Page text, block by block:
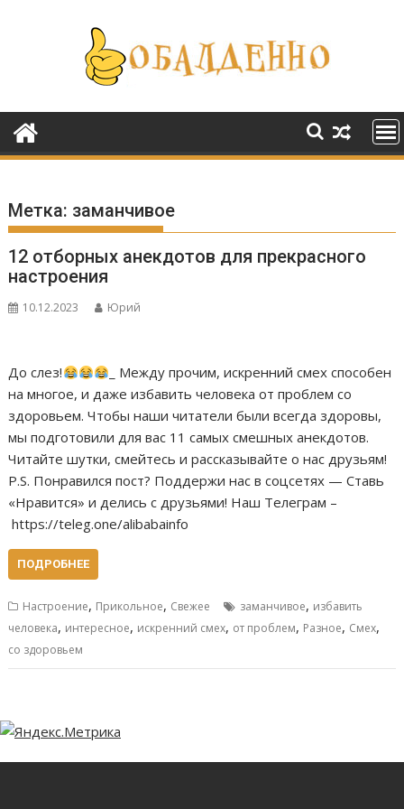
содержимому
Метка: заманчивое
12 отборных анекдотов для прекрасного
настроения
10.12.2023 Юрий
До слез!
_ Между прочим, искренний смех способен
на многое, и даже избавить человека от проблем со
здоровьем. Чтобы наши читатели были всегда здоровы,
мы подготовили для вас 11 самых смешных анекдотов.
Читайте шутки, смейтесь и рассказывайте о нас друзьям!
P.S. Понравился пост? Поддержи нас в соцсетях — Ставь
«Нравится» и делись с друзьями! Наш Телеграм –
https://teleg.one/alibabainfo
ПОДРОБНЕЕ
Настроение, Прикольное, Свежее заманчивое, избавить
человека, интересное, искренний смех, от проблем, Разное, Смех,
со здоровьем